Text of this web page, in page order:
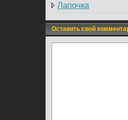
Лапочка
Оставить свой